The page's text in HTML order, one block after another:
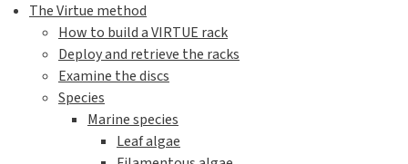
The Virtue method
How to build a VIRTUE rack
Deploy and retrieve the racks
Examine the discs
Species
Marine species
Leaf algae